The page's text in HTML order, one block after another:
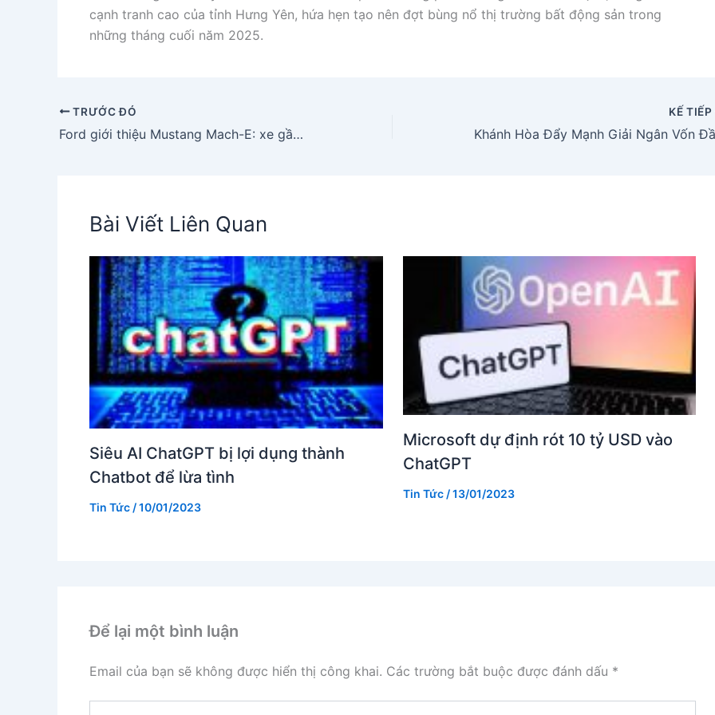
cạnh tranh cao của tỉnh Hưng Yên, hứa hẹn tạo nên đợt bùng nổ thị trường bất động sản trong
những tháng cuối năm 2025.
TRƯỚC ĐÓ
Ford giới thiệu Mustang Mach-E: xe gầm cao điện đầu tiên tại Việt Nam với phạm vi 550 km
KẾ TIẾP
Bài Viết Liên Quan
Siêu AI ChatGPT bị lợi dụng thành
Chatbot để lừa tình
Tin Tức /10/01/2023
Microsoft dự định rót 10 tỷ USD vào
ChatGPT
Tin Tức/13/01/2023
Để lại một bình luận
Email của bạn sẽ không được hiển thị công khai. Các trường bắt buộc được đánh dấu *